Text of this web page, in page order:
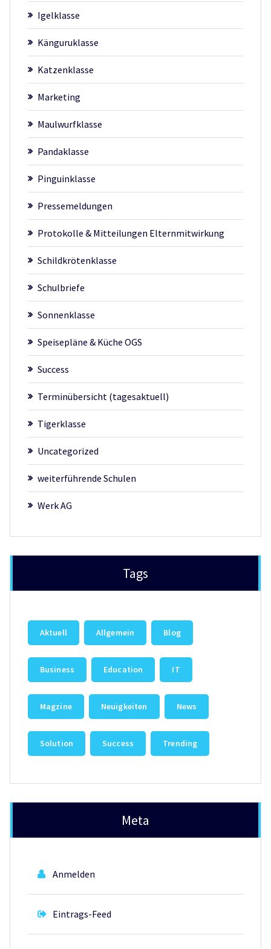
Igelklasse
Känguruklasse
Katzenklasse
Marketing
Maulwurfklasse
Pandaklasse
Pinguinklasse
Pressemeldungen
Protokolle & Mitteilungen Elternmitwirkung
Schildkrötenklasse
Schulbriefe
Sonnenklasse
Speisepläne & Küche OGS
Success
Terminübersicht (tagesaktuell)
Tigerklasse
Uncategorized
weiterführende Schulen
Werk AG
Tags
Aktuell Allgemein Blog
Business Education IT
Magzine Neuigkeiten News
Solution Success Trending
Meta
Anmelden
Eintrags-Feed